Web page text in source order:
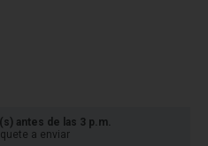
antes de las 3 p.m.
a enviar